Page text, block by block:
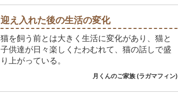
迎え入れた後の生活の変化
猫を飼う前とは大きく生活に変化があり、猫と
子供達が日々楽しくたわむれて、猫の話しで盛
り上がっている。
月くんのご家族 (ラガマフィン)